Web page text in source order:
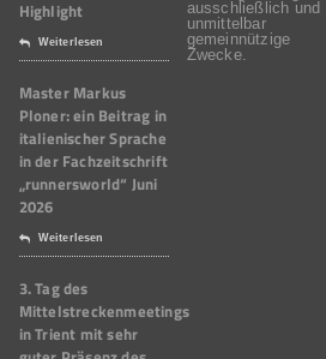
Highlight
Weiterlesen
Master Markus
Ploner: ein Beitrag in
italienischer Sprache
in der Fachzeitschrift
„runnersworld“ Juni
2026
Weiterlesen
3. Tag des
Mittelstreckenmeetings
in Trient mit sehr
ausschließlich und
unmittelbar
gemeinnützige
Zwecke.